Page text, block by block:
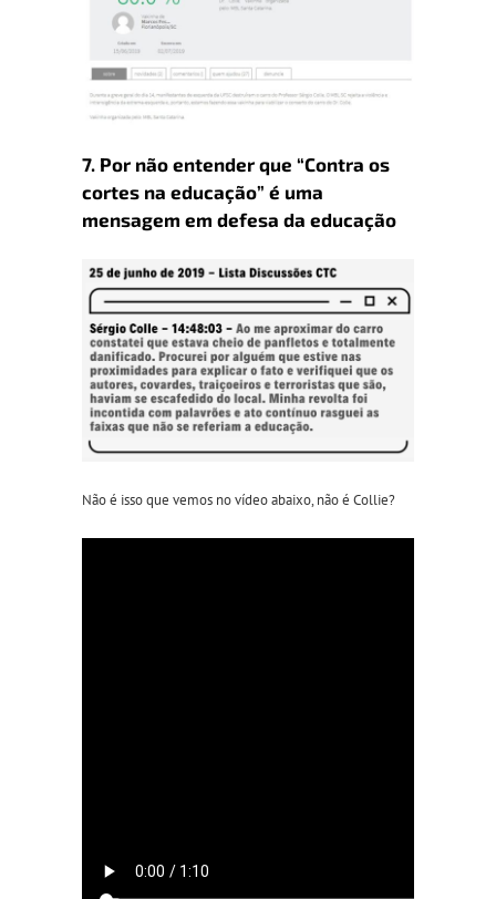
7. Por não entender que “Contra os
cortes na educação” é uma
mensagem em defesa da educação
Não é isso que vemos no vídeo abaixo, não é Collie?